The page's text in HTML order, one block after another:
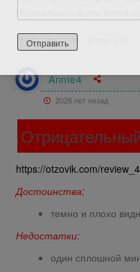
0
Annie4
2026 лет назад
https://otzovik.com/
Достоинства:
темно и плохо
Недостатки:
один сплошной